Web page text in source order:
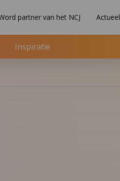
partner van het NCJ Actueel
Inspiratie